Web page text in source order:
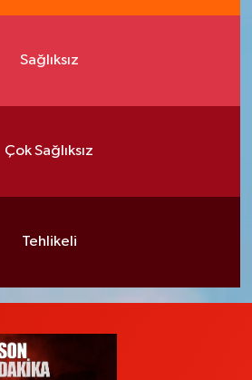
Sağlıksız
Çok Sağlıksız
Tehlikeli